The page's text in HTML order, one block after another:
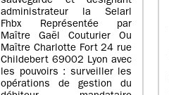
administrateur la Selarl
Fhbx Représentée par
Maître Gaël Couturier Ou
Maître Charlotte Fort 24 rue
Childebert 69002 Lyon avec
les pouvoirs : surveiller les
opérations de gestion du